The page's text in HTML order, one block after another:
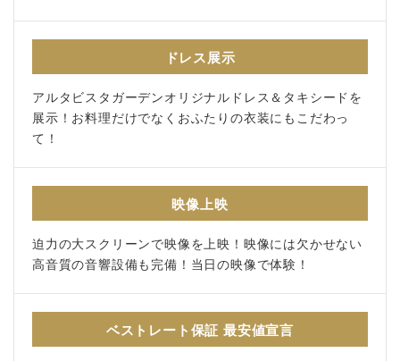
ドレス展示
アルタビスタガーデンオリジナルドレス＆タキシードを
展示！お料理だけでなくおふたりの衣装にもこだわっ
て！
映像上映
迫力の大スクリーンで映像を上映！映像には欠かせない
高音質の音響設備も完備！当日の映像で体験！
ベストレート保証 最安値宣言